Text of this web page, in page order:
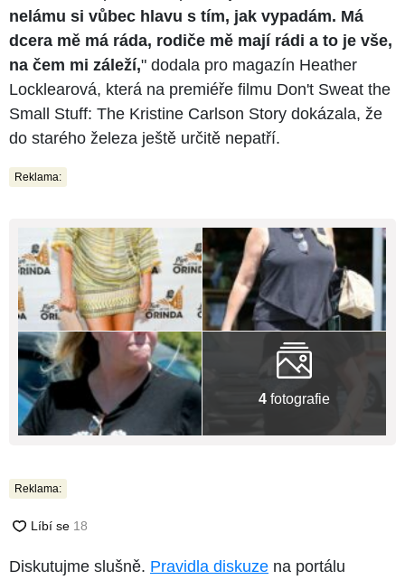
nelámu si vůbec hlavu s tím, jak vypadám. Má
dcera mě má ráda, rodiče mě mají rádi a to je vše,
na čem mi záleží," dodala pro magazín Heather
Locklearová, která na premiéře filmu Don't Sweat the
Small Stuff: The Kristine Carlson Story dokázala, že
do starého železa ještě určitě nepatří.
Reklama:
4 fotografie
Reklama:
Diskutujme slušně. Pravidla diskuze na portálu